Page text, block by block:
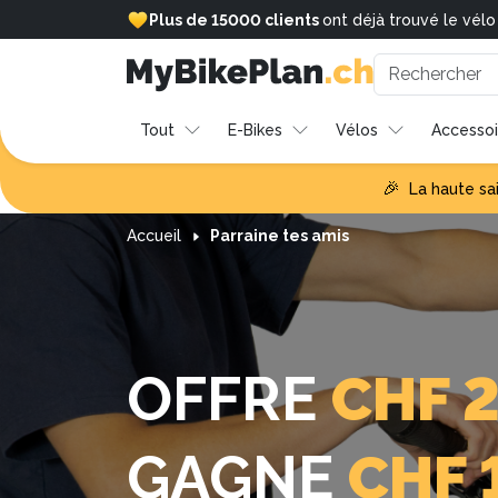
Plus de 15000 clientsont déjà trouvé le vélo
Tout E-Bikes Vélos
🎉 La haute
Accueil Parraine tes amis
OFFRE CHF
GAGNE CHF